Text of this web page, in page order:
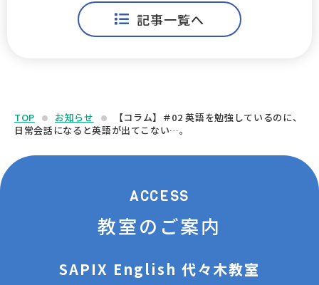
記事一覧へ
TOP お知らせ
【コラム】＃02 英語を勉強しているのに、
日常会話になると英語が出てこない…。
ACCESS
教室のご案内
SAPIX English 代々木教室